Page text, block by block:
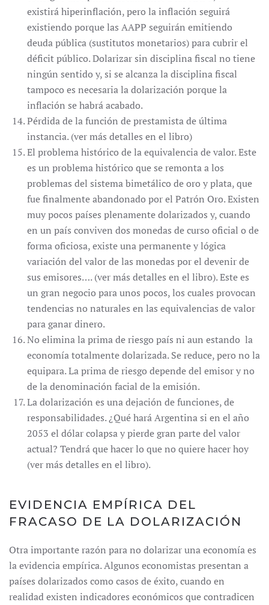
existirá hiperinflación, pero la inflación seguirá
existiendo porque las AAPP seguirán emitiendo
deuda pública (sustitutos monetarios) para cubrir el
déficit público. Dolarizar sin disciplina fiscal no tiene
ningún sentido y, si se alcanza la disciplina fiscal
tampoco es necesaria la dolarización porque la
inflación se habrá acabado.
Pérdida de la función de prestamista de última
instancia. (ver más detalles en el libro)
El problema histórico de la equivalencia de valor. Este
es un problema histórico que se remonta a los
problemas del sistema bimetálico de oro y plata, que
fue finalmente abandonado por el Patrón Oro. Existen
muy pocos países plenamente dolarizados y, cuando
en un país conviven dos monedas de curso oficial o de
forma oficiosa, existe una permanente y lógica
variación del valor de las monedas por el devenir de
sus emisores…. (ver más detalles en el libro). Este es
un gran negocio para unos pocos, los cuales provocan
tendencias no naturales en las equivalencias de valor
para ganar dinero.
No elimina la prima de riesgo país ni aun estando la
economía totalmente dolarizada. Se reduce, pero no la
equipara. La prima de riesgo depende del emisor y no
de la denominación facial de la emisión.
La dolarización es una dejación de funciones, de
responsabilidades. ¿Qué hará Argentina si en el año
2053 el dólar colapsa y pierde gran parte del valor
actual? Tendrá que hacer lo que no quiere hacer hoy
(ver más detalles en el libro).
EVIDENCIA EMPÍRICA DEL
FRACASO DE LA DOLARIZACIÓN
Otra importante razón para no dolarizar una economía es
la evidencia empírica. Algunos economistas presentan a
países dolarizados como casos de éxito, cuando en
realidad existen indicadores económicos que contradicen